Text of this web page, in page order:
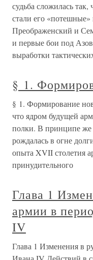
судьба сложилась
стали его
Преображенский и
и первые бои под
выработки
§ 1.
§ 1. Формирование
что ядром будущей
полки. В принципе же
рождалась в огне
опыта XVII столетия
принудительного
Глава 1
армии в
IV
Глава 1 Изменения в